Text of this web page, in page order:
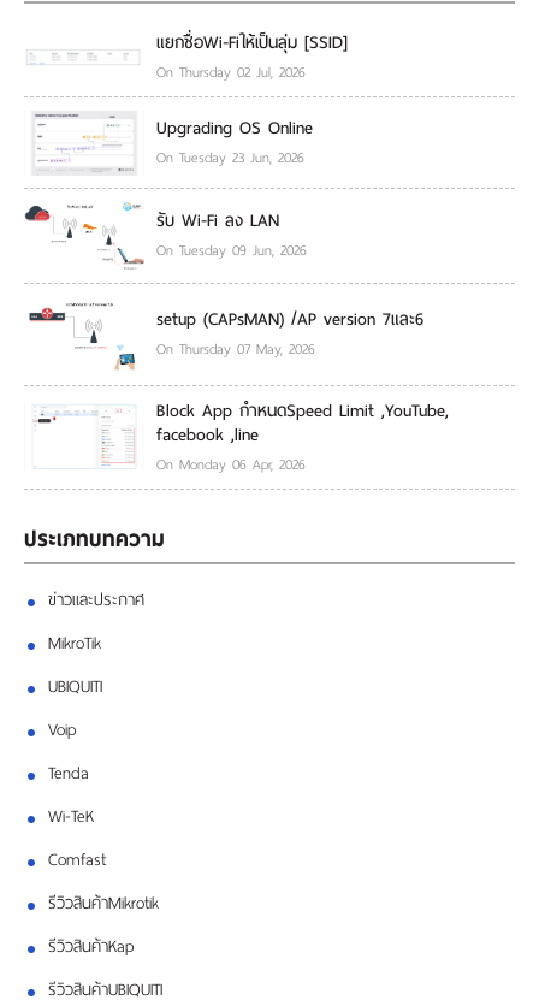
แยกชื่อWi-Fiให้เป็นลุ่ม [SSID]
On Thursday 02 Jul, 2026
Upgrading OS Online
On Tuesday 23 Jun, 2026
รับ Wi-Fi ลง LAN
On Tuesday 09 Jun, 2026
setup (CAPsMAN) /AP version 7และ6
On Thursday 07 May, 2026
Block App กำหนดSpeed Limit ,YouTube,
facebook ,line
On Monday 06 Apr, 2026
ประเภทบทความ
ข่าวและประกาศ
MikroTik
UBIQUITI
Voip
Tenda
Wi-TeK
Comfast
รีวิวสินค้าMikrotik
รีวิวสินค้าKap
รีวิวสินค้าUBIQUITI